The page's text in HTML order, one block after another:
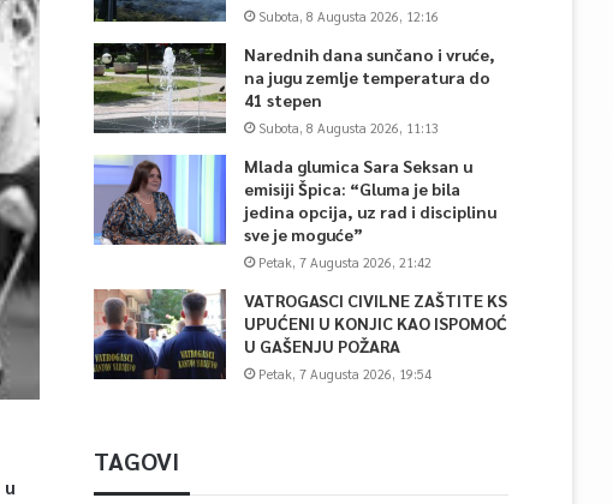
u
Subota, 8 Augusta 2026, 12:16
Narednih dana sunčano i vruće,
na jugu zemlje temperatura do
41 stepen
Subota, 8 Augusta 2026, 11:13
Mlada glumica Sara Seksan u
emisiji Špica: “Gluma je bila
jedina opcija, uz rad i disciplinu
sve je moguće”
Petak, 7 Augusta 2026, 21:42
VATROGASCI CIVILNE ZAŠTITE KS
UPUĆENI U KONJIC KAO ISPOMOĆ
U GAŠENJU POŽARA
Petak, 7 Augusta 2026, 19:54
TAGOVI